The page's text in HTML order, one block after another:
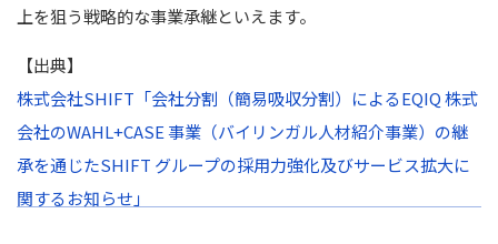
上を狙う戦略的な事業承継といえます。
【出典】
株式会社SHIFT「会社分割（簡易吸収分割）によるEQIQ 株式
会社のWAHL+CASE 事業（バイリンガル人材紹介事業）の継
承を通じたSHIFT グループの採用力強化及びサービス拡大に
関するお知らせ」